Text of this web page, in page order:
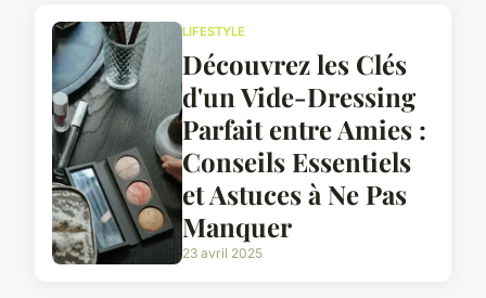
LIFESTYLE
Découvrez les Clés
d'un Vide-Dressing
Parfait entre Amies :
Conseils Essentiels
et Astuces à Ne Pas
Manquer
23 avril 2025